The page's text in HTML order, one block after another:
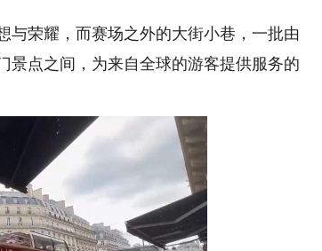
荣耀，而赛场之外的大街小巷，一批由
景点之间，为来自全球的游客提供服务的